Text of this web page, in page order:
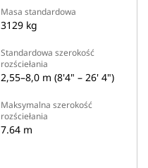
Masa standardowa
3129 kg
Standardowa szerokość
rozściełania
2,55–8,0 m (8'4" – 26' 4")
Maksymalna szerokość
rozściełania
7.64 m